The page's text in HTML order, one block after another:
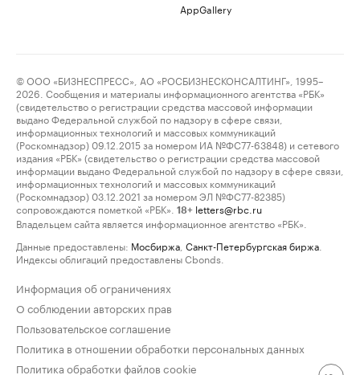
AppGallery
© ООО «БИЗНЕСПРЕСС», АО «РОСБИЗНЕСКОНСАЛТИНГ», 1995–
2026. Сообщения и материалы информационного агентства «РБК»
(свидетельство о регистрации средства массовой информации
выдано Федеральной службой по надзору в сфере связи,
информационных технологий и массовых коммуникаций
(Роскомнадзор) 09.12.2015 за номером ИА №ФС77-63848) и сетевого
издания «РБК» (свидетельство о регистрации средства массовой
информации выдано Федеральной службой по надзору в сфере связи,
информационных технологий и массовых коммуникаций
(Роскомнадзор) 03.12.2021 за номером ЭЛ №ФС77-82385)
сопровождаются пометкой «РБК».
18+ letters@rbc.ru
Владельцем сайта является информационное агентство «РБК».
Данные предоставлены: Мосбиржа Санкт-Петербургская биржа
Индексы облигаций предоставлены Cbonds.
Информация об ограничениях
О соблюдении авторских прав
Пользовательское соглашение
Политика в отношении обработки персональных данных
Политика обработки файлов cookie